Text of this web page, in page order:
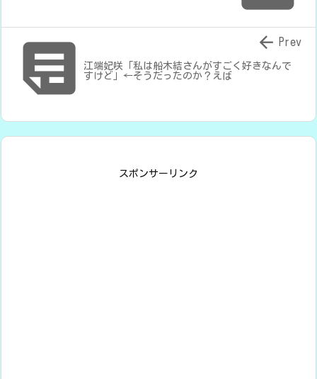
江端妃咲「私は船木結さんがすごく好きなんで
すけど」←そうだったのか？えば
 Prev
スポンサーリンク